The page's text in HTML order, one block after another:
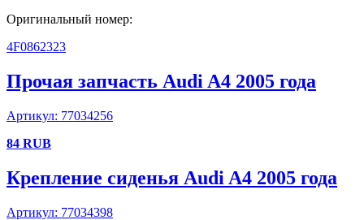
Оригинальный номер:
4F0862323
Прочая запчасть Audi A4 2005 года
Артикул: 77034256
84 RUB
Крепление сиденья Audi A4 2005 года
Артикул: 77034398